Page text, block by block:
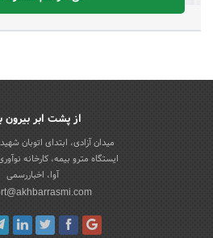
از پشت ابر بیرون
میدان آزادی، ابتدای اتوبان
ایستگاه مترو بیمه، کارخانه
آوا، اخباررسمی